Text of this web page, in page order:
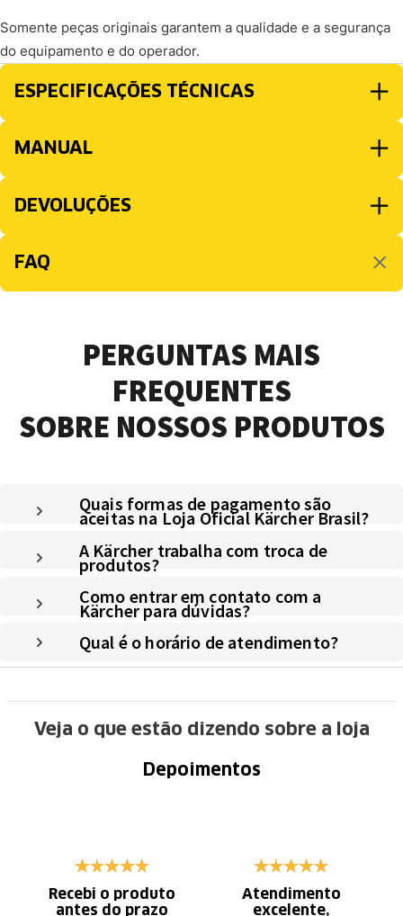
Somente peças originais garantem a qualidade e a segurança
do equipamento e do operador.
ESPECIFICAÇÕES TÉCNICAS
MANUAL
DEVOLUÇÕES
FAQ
PERGUNTAS MAIS
FREQUENTES
SOBRE NOSSOS PRODUTOS
Quais formas de pagamento são
aceitas na Loja Oficial Kärcher Brasil?
A Kärcher trabalha com troca de
produtos?
Como entrar em contato com a
Kärcher para dúvidas?
Qual é o horário de atendimento?
Veja o que estão dizendo sobre a loja
Depoimentos
Recebi o produto
antes do prazo
Atendimento
excelente,